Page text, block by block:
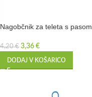
Nagobčnik za teleta s pasom
4,20€ 3,36 €
DODAJ V KOŠARICO